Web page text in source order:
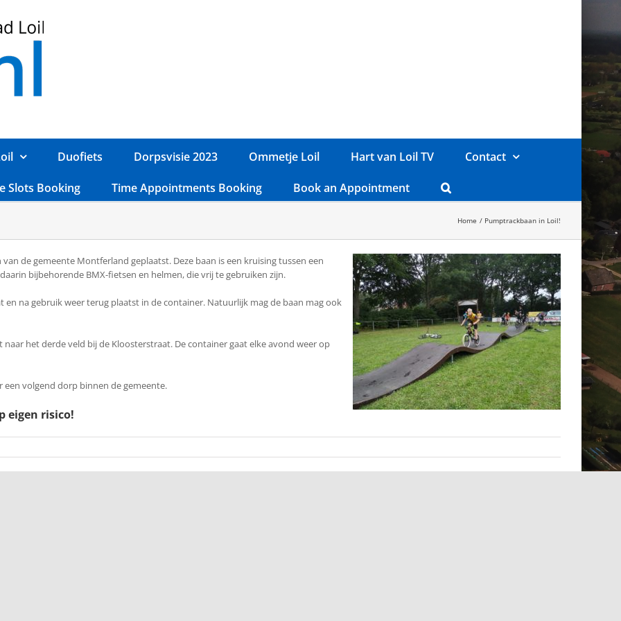
Duofiets Dorpsvisie 2023 Ommetje Loil Hart van Loil TV Contact
Slots Booking Time Appointments Booking Book an Appointment
Home Pumptrackbaan in Loil!
de gemeente Montferland geplaatst. Deze baan is een kruising tussen een
bijbehorende BMX-fietsen en helmen, die vrij te gebruiken zijn.
na gebruik weer terug plaatst in de container. Natuurlijk mag de baan mag ook
het derde veld bij de Kloosterstraat. De container gaat elke avond weer op
volgend dorp binnen de gemeente.
eigen risico!